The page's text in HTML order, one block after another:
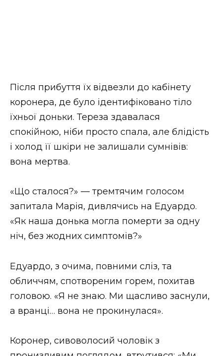
Після прибуття їх відвезли до кабінету
коронера, де було ідентифіковано тіло
їхньої доньки. Тереза ​​здавалася
спокійною, ніби просто спала, але блідість
і холод її шкіри не залишали сумнівів:
вона мертва.
«Що сталося?» — тремтячим голосом
запитала Марія, дивлячись на Едуардо.
«Як наша донька могла померти за одну
ніч, без жодних симптомів?»
Едуардо, з очима, повними сліз, та
обличчям, спотвореним горем, похитав
головою. «Я не знаю. Ми щасливо заснули,
а вранці… вона не прокинулася».
Коронер, сивоволосий чоловік з